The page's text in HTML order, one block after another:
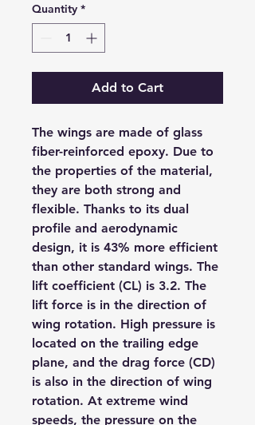
Quantity *
Add to Cart
The wings are made of glass
fiber-reinforced epoxy. Due to
the properties of the material,
they are both strong and
flexible. Thanks to its dual
profile and aerodynamic
design, it is 43% more efficient
than other standard wings. The
lift coefficient (CL) is 3.2. The
lift force is in the direction of
wing rotation. High pressure is
located on the trailing edge
plane, and the drag force (CD)
is also in the direction of wing
rotation. At extreme wind
speeds, the pressure on the